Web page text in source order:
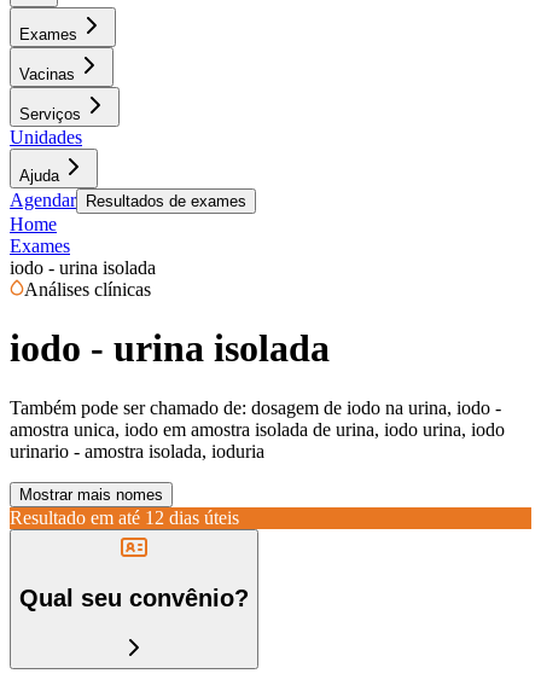
Exames
Vacinas
Serviços
Unidades
Ajuda
Agendar Resultados de exames
Home
Exames
iodo - urina isolada
Análises clínicas
iodo - urina isolada
Também pode ser chamado de: dosagem de iodo na urina, iodo -
amostra unica, iodo em amostra isolada de urina, iodo urina, iodo
urinario - amostra isolada, ioduria
Mostrar mais nomes
Resultado em até 12 dias úteis
Qual seu convênio?